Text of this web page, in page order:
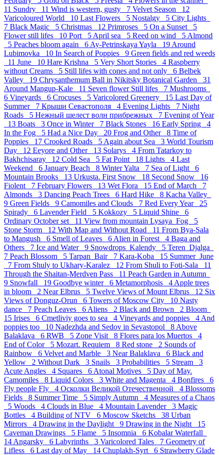
11 Sundry 11 Wind is western, gusty 7 Velvet Season 12
Varicoloured World 10 Last Flowers 5 Nostalgy 5 City Lights
7 Black Magic 5 Christmas 12 Primroses 5 On a Sunset 5
Flower still lifes 10 Port 5 April sea 5 Reed on wind 5 Almond
5 Peaches bloom again 6 Ay-Petrinskaya Yayla 19 Around
Lubimovka 10 In Search of Poppies 9 Green fields and red weeds
11 June 10 Hare Krishna 5 Very Short Stories 4 Raspberry
without Creams 5 Still lifes with cones and not only 6 Belbek
Valley 19 Chrysanthemum Ball in Nikitsky Botanical Garden 31
Around Mangup-Kale 11 Seven flower Still lifes 7 Mushrooms
6 Vineyards 6 Crocuses 5 Varicolored Greenery 15 Last Day of
Summer 7 Крыши Севастополя 4 Evening Lights 7 Night
Roads 5 Нежный шелест волн прибрежных 7 Evening of Year
13 Boats 3 Once in Winter 7 Black Stones 16 Early Spring 4
In the Fog 5 Had a Nice Day 20 Frog and Other 8 Time of
Poppies 17 Crooked Roads 5 Again about Sea 3 World Tourism
Day 12 Eeyore and Other 13 Solarys 4 From Tatarkoy to
Bakhchisaray 12 Cold Sea 5 Fat Point 18 Lights 4 Last
Weekend 6 January Beach 8 Winter Yalta 7 Sea of Light 6
Mountain Brooks 13 Urkusta. First Snow 18 Second Snow 16
Fiolent 7 February Flowers 13 Wet Flora 15 End of March 7
Almonds 3 Dancing Peach Trees 6 Hard Hike 8 Kacha Valley
9 Green Fields 9 Camomiles and Clouds 7 Red Every Year 25
Spirady 6 Lavender Field 5 Kokkozy 5 Liquid Shine 6
Ordinary October set 11 View from mountain Lysaya_Fog 5
Stone Storm 12 With Map and Without Road 11 From Bya-Sala
to Mangush 6 Smell of Leaves 6 Alien in Forest 4 Baga and
Others 7 Ice and Water 9 Snowdrops_Kalendy 5 Teren_Djalga
7 Peach Blossom 5 Tarpan_Bair 7 Kara-Koba 15 Summer_June
7 From Shuly to Ukhary-Karalez 12 From Shuli to Foti-Sala 11
Through the Shaitan-Merdven Pass 11 Peach Garden in Autumn
9 Snowfall 19 Goodbye winter 6 Metamorphosis 4 Apple trees
in bloom 2 Near Elbrus 5 Twelve Views of Mount Elbrus 12 Six
Views of Donguz-Orun 6 Towers of Moscow City 10 Nasty
dance 7 Peach Leaves 6 Aliens 2 Black and Brown 2 Bloom
15 Irises 6 Cmetliviy goes to sea 4 Vineyards and poppies 4 And
poppies too 10 Nadezhda and Sedov in Sevastopol 8 Above
Balaklava 6 RWB 5 Zone Visit 8 Flores para los Muertos 4
End of Color 5 Mozart. Requiem 8 Red stone 2 Sounds of
Rainbow 6 Velvet and Marble 3 Near Balaklava 6 Black and
Yellow 2 Without Dark 3 Snails 3 Probabilities 5 Stream 3
Acute Angles 4 Squares 6 Atonal Motives 5 Day of May.
Camomiles 8 Liquid Colors 3 White and Magenta 4 Bonfires 6
Fly people Fly 4 Осколки Великой Отечественной 4 Blossoms
Fields 8 Summer Time 5 Simply Autumn 4 Measures of a Chaos
5 Woods 4 Clouds in Blue 4 Mountain Lavender 3 Magic
Bottles 4 Building of NTV 6 Moscow Sketchs 38 Urban
Mirrors 4 Drawing in the Daylight 9 Drawing in the Night 15
Caveman Drawings 5 Flame 5 Insomnia 6 Kobalar Waterfall
14 Angarsky 6 Labyrinths 3 Varicolored Tales 7 Geometry of
Lifless 6 Last day of May 14 Chuplakh-Syrt 6 Strawberry Glade